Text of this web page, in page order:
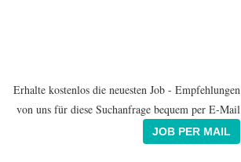
Erhalte kostenlos die neuesten Job - Empfehlungen
von uns für diese Suchanfrage bequem per E-Mail
JOB PER MAIL